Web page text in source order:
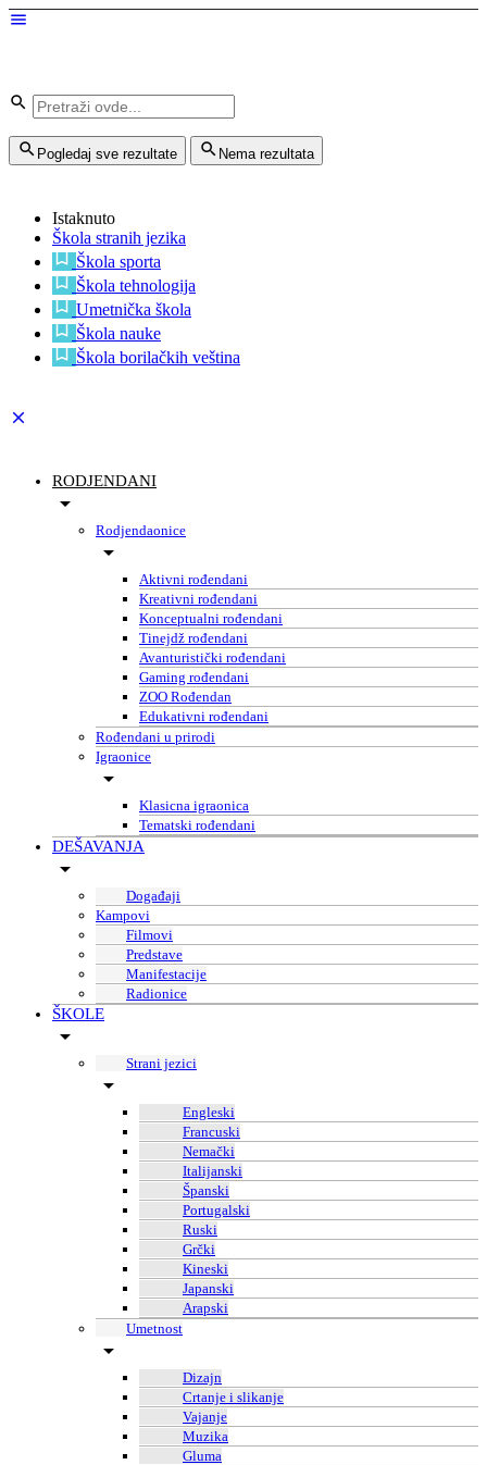
Pogledaj sve rezultate Nema rezultata
Istaknuto
Škola stranih jezika
Škola sporta
Škola tehnologija
Umetnička škola
Škola nauke
Škola borilačkih veština
RODJENDANI
Rodjendaonice
Aktivni rođendani
Kreativni rođendani
Konceptualni rođendani
Tinejdž rođendani
Avanturistički rođendani
Gaming rođendani
ZOO Rođendan
Edukativni rođendani
Rođendani u prirodi
Igraonice
Klasicna igraonica
Tematski rođendani
DEŠAVANJA
Događaji
Kampovi
Filmovi
Predstave
Manifestacije
Radionice
ŠKOLE
Strani jezici
Engleski
Francuski
Nemački
Italijanski
Španski
Portugalski
Ruski
Grčki
Kineski
Japanski
Arapski
Umetnost
Dizajn
Crtanje i slikanje
Vajanje
Muzika
Gluma